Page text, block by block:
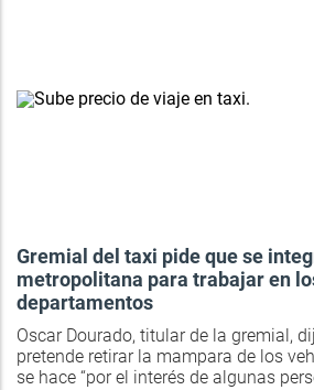
Gremial del taxi pide que se
metropolitana para trabajar en
departamentos
Oscar Dourado, titular de la gremial,
pretende retirar la mampara de los
se hace “por el interés de algunas